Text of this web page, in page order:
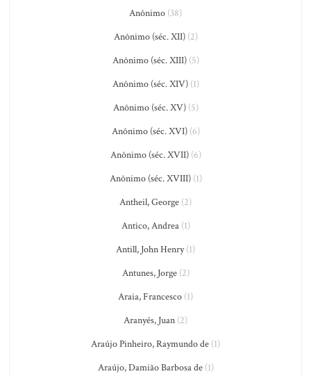
Anônimo (38)
Anônimo (séc. XII)(2)
Anônimo (séc. XIII)(5)
Anônimo (séc. XIV)(1)
Anônimo (séc. XV)(5)
Anônimo (séc. XVI)(6)
Anônimo (séc. XVII)(6)
Anônimo (séc. XVIII)(1)
Antheil, George (2)
Antico, Andrea(1)
Antill, John Henry(1)
Antunes, Jorge(2)
Araia, Francesco (1)
Aranyés, Juan (2)
Araújo Pinheiro, Raymundo de (1)
Araújo, Damião Barbosa de(1)